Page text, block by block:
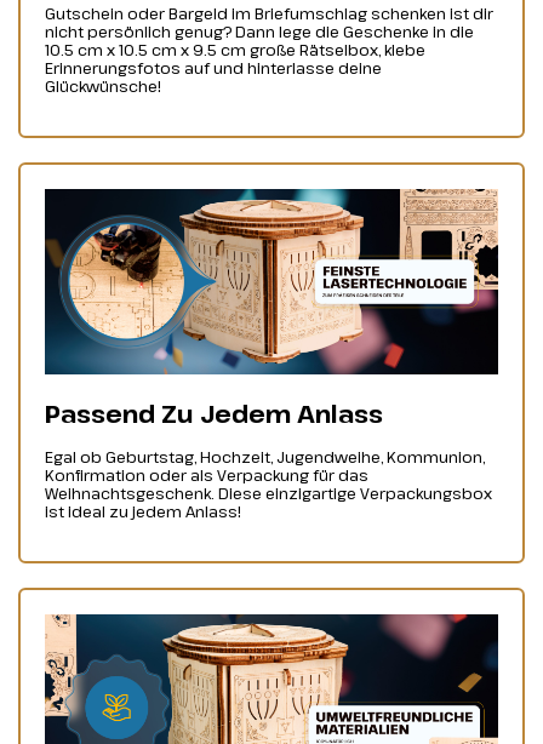
Gutschein oder Bargeld im Briefumschlag schenken ist dir
nicht persönlich genug? Dann lege die Geschenke in die
10.5 cm x 10.5 cm x 9.5 cm große Rätselbox, klebe
Erinnerungsfotos auf und hinterlasse deine
Glückwünsche!
Passend Zu Jedem Anlass
Egal ob Geburtstag, Hochzeit, Jugendweihe, Kommunion,
Konfirmation oder als Verpackung für das
Weihnachtsgeschenk. Diese einzigartige Verpackungsbox
ist ideal zu jedem Anlass!